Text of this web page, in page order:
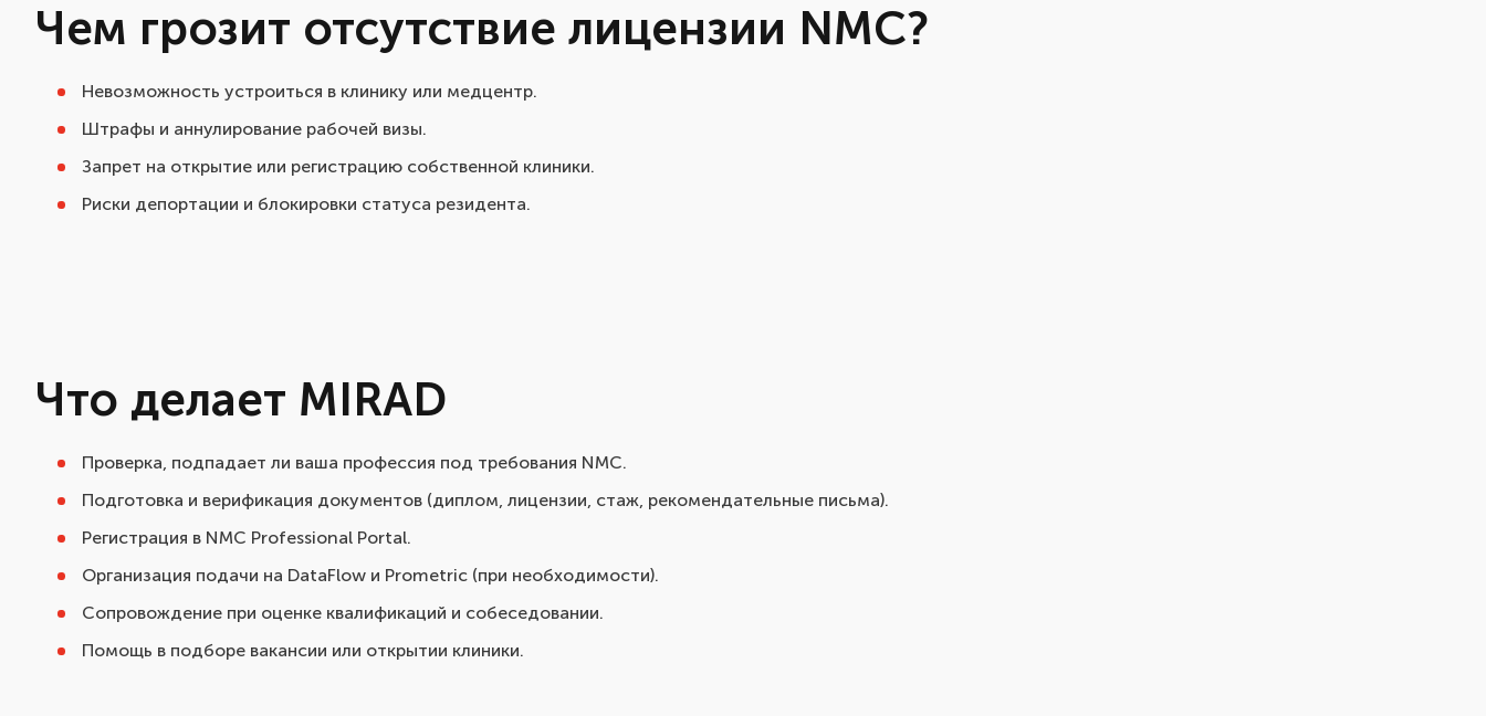
Чем грозит отсутствие лицензии NMC?
Невозможность устроиться в клинику или медцентр.
Штрафы и аннулирование рабочей визы.
Запрет на открытие или регистрацию собственной клиники.
Риски депортации и блокировки статуса резидента.
Что делает MIRAD
Проверка, подпадает ли ваша профессия под требования NMC.
Подготовка и верификация документов (диплом, лицензии, стаж, рекомендательные письма).
Регистрация в NMC Professional Portal.
Организация подачи на DataFlow и Prometric (при необходимости).
Сопровождение при оценке квалификаций и собеседовании.
Помощь в подборе вакансии или открытии клиники.